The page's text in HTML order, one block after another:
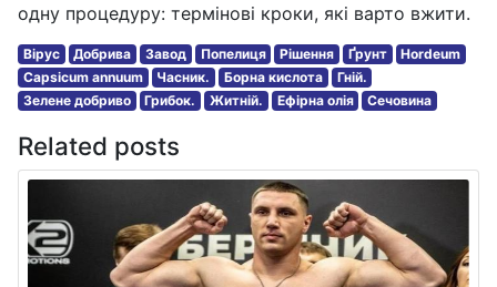
одну процедуру: термінові кроки, які варто вжити.
Вірус Добрива Завод Попелиця Рішення Ґрунт
Hordeum
Capsicum annuum
Часник. Борна кислота
Гній.
Зелене добриво
Грибок. Житній. Ефірна олія Сечовина
Related posts